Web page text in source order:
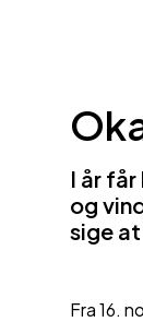
I år
og
sige
Fra 16.